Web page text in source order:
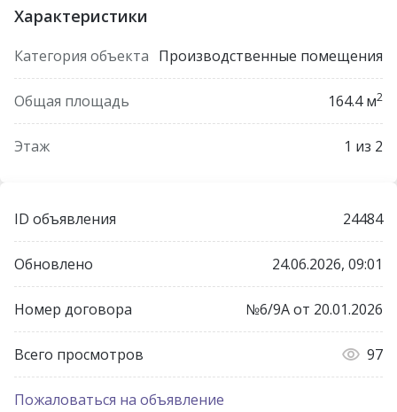
Характеристики
Категория объекта Производственные помещения
Общая площадь 164.4 м2
Этаж 1 из 2
ID объявления 24484
Обновлено 24.06.2026, 09:01
Номер договора №6/9А от 20.01.2026
Всего просмотров 97
Пожаловаться на объявление